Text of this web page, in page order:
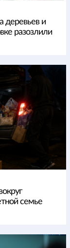
деревьев и
разозлили
семье